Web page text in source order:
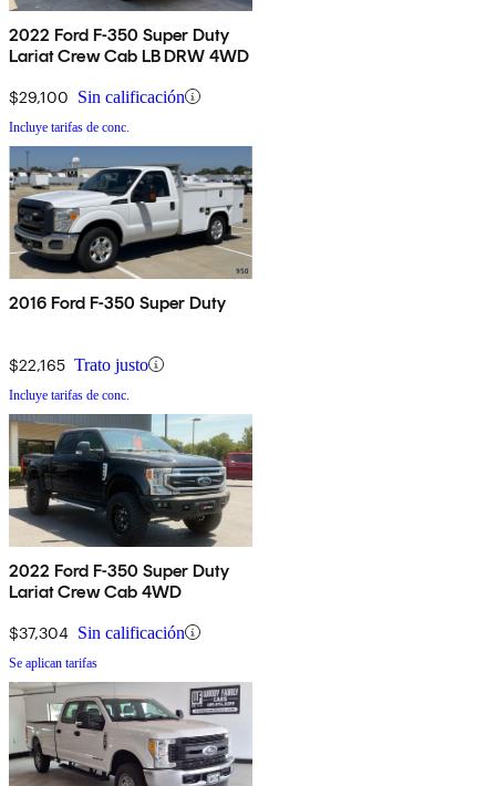
2022 Ford F-350 Super Duty
Lariat Crew Cab LB DRW 4WD
$29,100 Sin calificación
Incluye tarifas de conc.
2016 Ford F-350 Super Duty
$22,165 Trato justo
Incluye tarifas de conc.
2022 Ford F-350 Super Duty
Lariat Crew Cab 4WD
$37,304 Sin calificación
Se aplican tarifas